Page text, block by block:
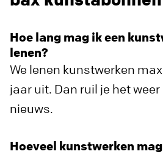
Hoe lang mag ik een
lenen?
We lenen kunstwerken
jaar uit. Dan ruil je het
nieuws.
Hoeveel kunstwerken